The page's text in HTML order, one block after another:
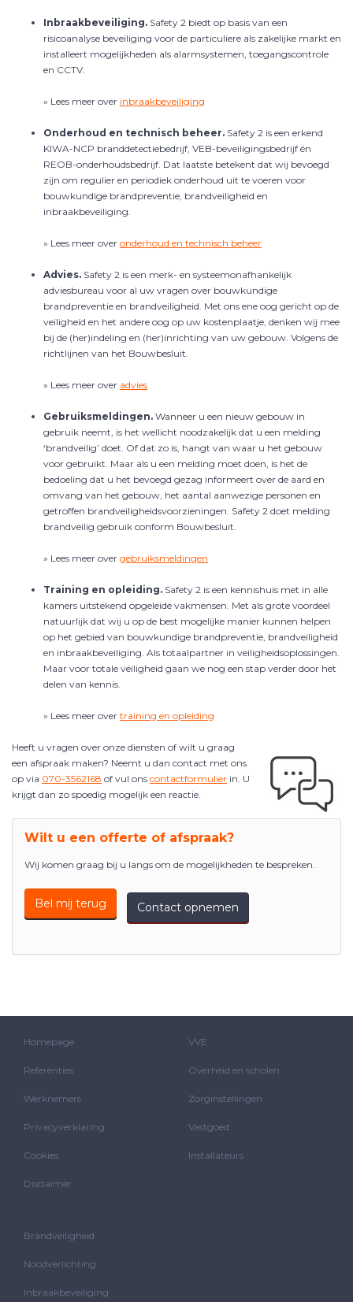
Inbraakbeveiliging. Safety 2 biedt op basis van een
risicoanalyse beveiliging voor de particuliere als zakelijke markt en
installeert mogelijkheden als alarmsystemen, toegangscontrole
en CCTV.
» Lees meer over inbraakbeveiliging
Onderhoud en technisch beheer. Safety 2 is een erkend
KIWA-NCP branddetectiebedrijf, VEB-beveiligingsbedrijf én
REOB-onderhoudsbedrijf. Dat laatste betekent dat wij bevoegd
zijn om regulier en periodiek onderhoud uit te voeren voor
bouwkundige brandpreventie, brandveiligheid en
inbraakbeveiliging.
» Lees meer over onderhoud en technisch beheer
Advies. Safety 2 is een merk- en systeemonafhankelijk
adviesbureau voor al uw vragen over bouwkundige
brandpreventie en brandveiligheid. Met ons ene oog gericht op de
veiligheid en het andere oog op uw kostenplaatje, denken wij mee
bij de (her)indeling en (her)inrichting van uw gebouw. Volgens de
richtlijnen van het Bouwbesluit.
» Lees meer over advies
Gebruiksmeldingen. Wanneer u een nieuw gebouw in
gebruik neemt, is het wellicht noodzakelijk dat u een melding
‘brandveilig’ doet. Of dat zo is, hangt van waar u het gebouw
voor gebruikt. Maar als u een melding moet doen, is het de
bedoeling dat u het bevoegd gezag informeert over de aard en
omvang van het gebouw, het aantal aanwezige personen en
getroffen brandveiligheidsvoorzieningen. Safety 2 doet melding
brandveilig gebruik conform Bouwbesluit.
» Lees meer over gebruiksmeldingen
Training en opleiding. Safety 2 is een kennishuis met in alle
kamers uitstekend opgeleide vakmensen. Met als grote voordeel
natuurlijk dat wij u op de best mogelijke manier kunnen helpen
op het gebied van bouwkundige brandpreventie, brandveiligheid
en inbraakbeveiliging. Als totaalpartner in veiligheidsoplossingen.
Maar voor totale veiligheid gaan we nog een stap verder door het
delen van kennis.
» Lees meer over training en opleiding
Heeft u vragen over onze diensten of wilt u graag
een afspraak maken? Neemt u dan contact met ons
op via 070-3562168 of vul ons contactformulier in. U
krijgt dan zo spoedig mogelijk een reactie.
Wilt u een offerte of afspraak?
Wij komen graag bij u langs om de mogelijkheden te bespreken.
Bel mij terug Contact opnemen
Homepage
Referenties
Werknemers
Privacyverklaring
Cookies
Disclaimer
VVE
Overheid en scholen
Zorginstellingen
Vastgoed
Installateurs
Brandveiligheid
Noodverlichting
Inbraakbeveiliging